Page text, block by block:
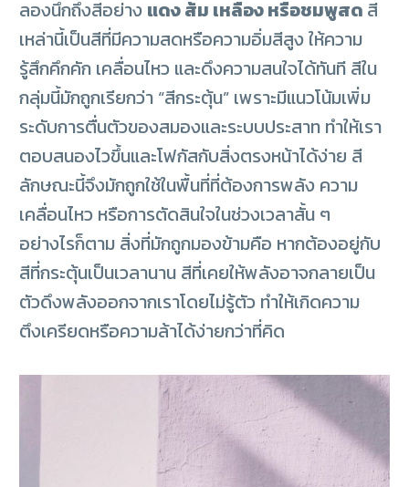
ลองนึกถึงสีอย่าง แดง ส้ม เหลือง หรือชมพูสด สี
เหล่านี้เป็นสีที่มีความสดหรือความอิ่มสีสูง ให้ความ
รู้สึกคึกคัก เคลื่อนไหว และดึงความสนใจได้ทันที สีใน
กลุ่มนี้มักถูกเรียกว่า “สีกระตุ้น” เพราะมีแนวโน้มเพิ่ม
ระดับการตื่นตัวของสมองและระบบประสาท ทำให้เรา
ตอบสนองไวขึ้นและโฟกัสกับสิ่งตรงหน้าได้ง่าย สี
ลักษณะนี้จึงมักถูกใช้ในพื้นที่ที่ต้องการพลัง ความ
เคลื่อนไหว หรือการตัดสินใจในช่วงเวลาสั้น ๆ
อย่างไรก็ตาม สิ่งที่มักถูกมองข้ามคือ หากต้องอยู่กับ
สีที่กระตุ้นเป็นเวลานาน สีที่เคยให้พลังอาจกลายเป็น
ตัวดึงพลังออกจากเราโดยไม่รู้ตัว ทำให้เกิดความ
ตึงเครียดหรือความล้าได้ง่ายกว่าที่คิด